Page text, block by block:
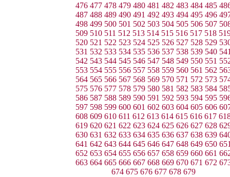
476 477 478 479 480 481 482 483 484 485
487 488 489 490 491 492 493 494 495 496
498 499 500 501 502 503 504 505 506 507
509 510 511 512 513 514 515 516 517 518
520 521 522 523 524 525 526 527 528 529
531 532 533 534 535 536 537 538 539 540
542 543 544 545 546 547 548 549 550 551
553 554 555 556 557 558 559 560 561 562
564 565 566 567 568 569 570 571 572 573
575 576 577 578 579 580 581 582 583 584
586 587 588 589 590 591 592 593 594 595
597 598 599 600 601 602 603 604 605 606
608 609 610 611 612 613 614 615 616 617
619 620 621 622 623 624 625 626 627 628
630 631 632 633 634 635 636 637 638 639
641 642 643 644 645 646 647 648 649 650
652 653 654 655 656 657 658 659 660 661
663 664 665 666 667 668 669 670 671 672
674 675 676 677 678 679